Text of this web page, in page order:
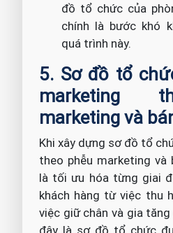
đồ tổ chức của
chính là bước khó
quá trình này.
5. Sơ đồ tổ
marketing
marketing và
Khi xây dựng sơ đồ tổ
theo phễu marketing và
là tối ưu hóa từng giai
khách hàng từ việc thu
việc giữ chân và gia